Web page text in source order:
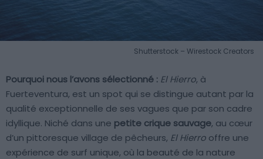
Shutterstock – Wirestock Creators
Pourquoi nous l’avons sélectionné : El Hierro, à
Fuerteventura, est un spot qui se distingue autant par la
qualité exceptionnelle de ses vagues que par son cadre
idyllique. Niché dans une petite crique sauvage, au cœur
d’un pittoresque village de pêcheurs, El Hierro offre une
expérience de surf unique, où la beauté de la nature